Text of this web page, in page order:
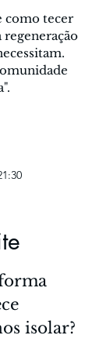
como tecer
isolar?